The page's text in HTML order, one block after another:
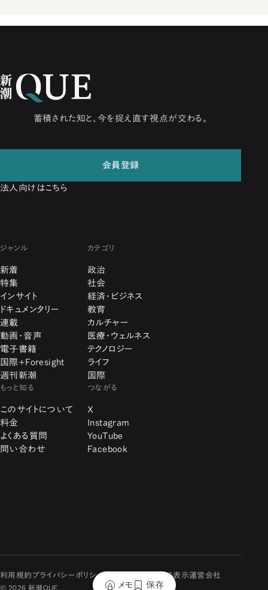
蓄積された知と、今を捉え直す視点が交わる。
会員登録
法人向けはこちら
ジャンル
新着
特集
インサイト
ドキュメンタリー
連載
動画・音声
電子書籍
国際+Foresight
週刊新潮
カテゴリ
政治
社会
経済・ビジネス
教育
カルチャー
医療・ウェルネス
テクノロジー
ライフ
国際
もっと知る
このサイトについて
料金
よくある質問
問い合わせ
つながる
X
Instagram
YouTube
Facebook
利用規約 プライバシーポリシー 特定商取引に関する表示運営会社
© 2026 新潮QUE メモ 保存